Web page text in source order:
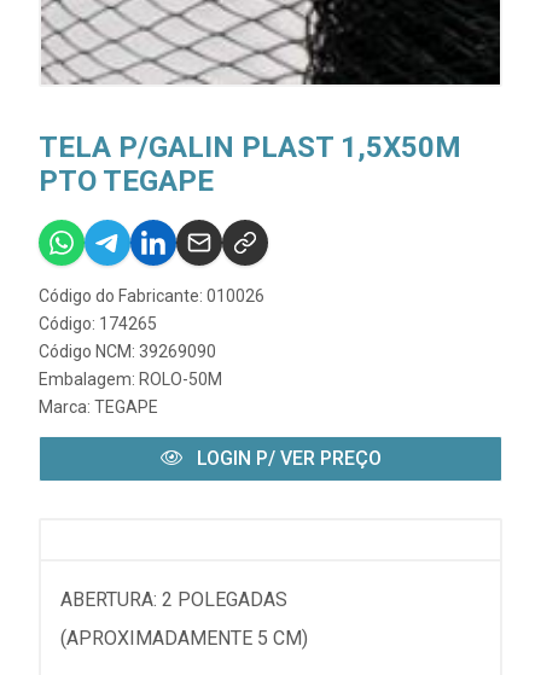
TELA P/GALIN PLAST 1,5X50M
PTO TEGAPE
Código do Fabricante: 010026
Código: 174265
Código NCM: 39269090
Embalagem: ROLO-50M
Marca: TEGAPE
LOGIN P/ VER PREÇO
ABERTURA: 2 POLEGADAS
(APROXIMADAMENTE 5 CM)